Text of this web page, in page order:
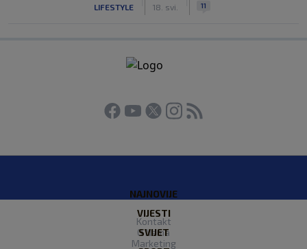
LIFESTYLE 18. svi. 11
NAJNOVIJE
VIJESTI
SVIJET
Kontakt
O Nama
Marketing